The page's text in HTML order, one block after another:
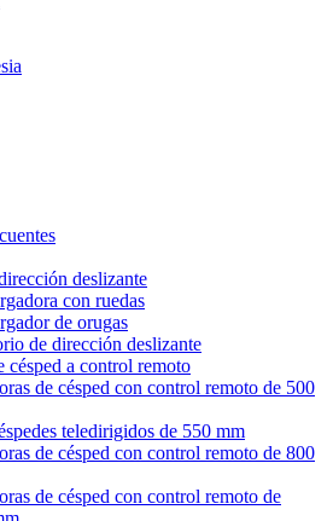
deslizante
con ruedas
de orugas
de dirección deslizante
césped a control remoto
de césped con control remoto de 500
teledirigidos de 550 mm
de césped con control remoto de 800
de césped con control remoto de